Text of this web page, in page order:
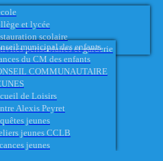
et lycée
scolaire
périscolaires et garderie
municipal des enfants
du CM des enfants
COMMUNAUTAIRE
de Loisirs
Alexis Peyret
jeunes
jeunes CCLB
jeunes